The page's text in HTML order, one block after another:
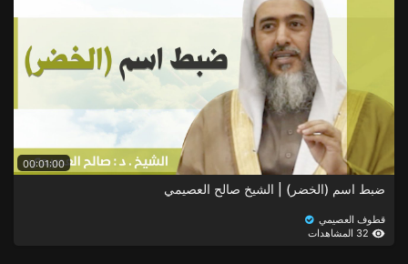
00:01:00
ضبط اسم (الخضر) | الشيخ صالح العصيمي
قطوف العصيمي